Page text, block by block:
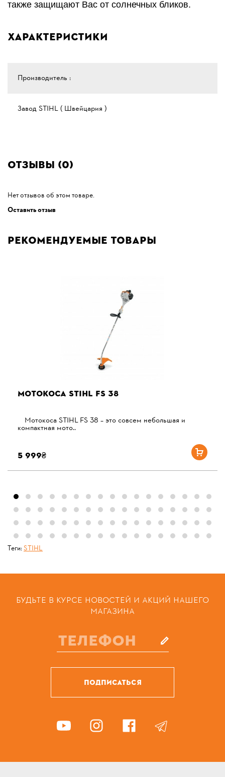
также защищают Вас от солнечных бликов.
Характеристики
Производитель :
Завод STIHL ( Швейцария )
Отзывы (0)
Нет отзывов об этом товаре.
Оставить отзыв
Рекомендуемые товары
МОТОКОСА STIHL FS 38
Мотокоса STIHL FS 38 – это совсем небольшая и
компактная мото..
5 999₴
Теги:STIHL
БУДЬТЕ В КУРСЕ НОВОСТЕЙ И АКЦИЙ НАШЕГО
МАГАЗИНА
ПОДПИСАТЬСЯ